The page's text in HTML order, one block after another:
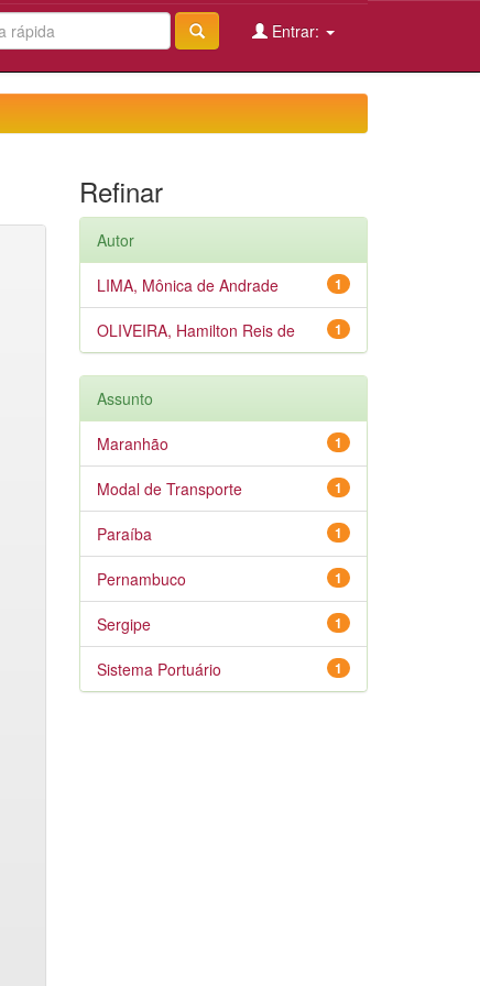
Entrar:
Refinar
Autor
1
LIMA, Mônica de Andrade
1
OLIVEIRA, Hamilton Reis de
Assunto
1
Maranhão
1
Modal de Transporte
1
Paraíba
1
Pernambuco
1
Sergipe
1
Sistema Portuário